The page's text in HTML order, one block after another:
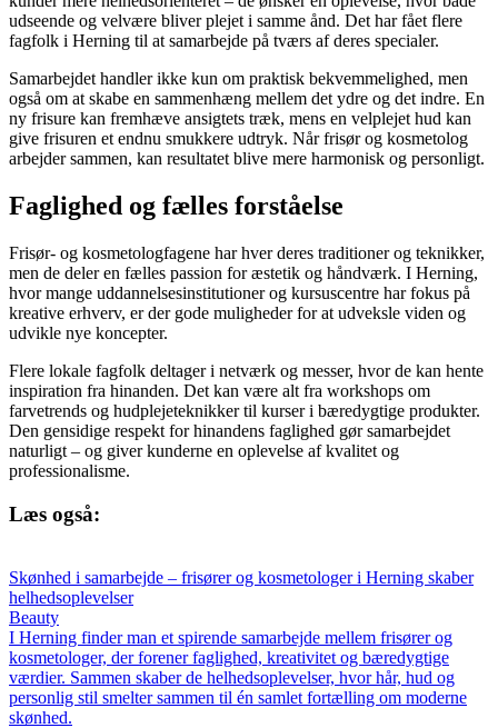
udseende og velvære bliver plejet i samme ånd. Det har fået flere
fagfolk i Herning til at samarbejde på tværs af deres specialer.
Samarbejdet handler ikke kun om praktisk bekvemmelighed, men
også om at skabe en sammenhæng mellem det ydre og det indre. En
ny frisure kan fremhæve ansigtets træk, mens en velplejet hud kan
give frisuren et endnu smukkere udtryk. Når frisør og kosmetolog
arbejder sammen, kan resultatet blive mere harmonisk og personligt.
Faglighed og fælles forståelse
Frisør- og kosmetologfagene har hver deres traditioner og teknikker,
men de deler en fælles passion for æstetik og håndværk. I Herning,
hvor mange uddannelsesinstitutioner og kursuscentre har fokus på
kreative erhverv, er der gode muligheder for at udveksle viden og
udvikle nye koncepter.
Flere lokale fagfolk deltager i netværk og messer, hvor de kan hente
inspiration fra hinanden. Det kan være alt fra workshops om
farvetrends og hudplejeteknikker til kurser i bæredygtige produkter.
Den gensidige respekt for hinandens faglighed gør samarbejdet
naturligt – og giver kunderne en oplevelse af kvalitet og
professionalisme.
Læs også:
Skønhed i samarbejde – frisører og kosmetologer i Herning skaber
helhedsoplevelser
Beauty
I Herning finder man et spirende samarbejde mellem frisører og
kosmetologer, der forener faglighed, kreativitet og bæredygtige
værdier. Sammen skaber de helhedsoplevelser, hvor hår, hud og
personlig stil smelter sammen til én samlet fortælling om moderne
skønhed.